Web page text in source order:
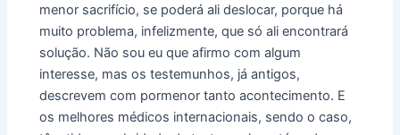
menor sacrifício, se poderá ali deslocar, porque há
muito problema, infelizmente, que só ali encontrará
solução. Não sou eu que afirmo com algum
interesse, mas os testemunhos, já antigos,
descrevem com pormenor tanto acontecimento. E
os melhores médicos internacionais, sendo o caso,